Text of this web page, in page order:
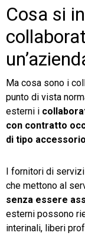
Cosa si
Ma cosa sono i
punto di vista
esterni i
con contratto
di tipo accessorio
I fornitori di
che mettono al
senza essere
esterni possono
interinali, liberi